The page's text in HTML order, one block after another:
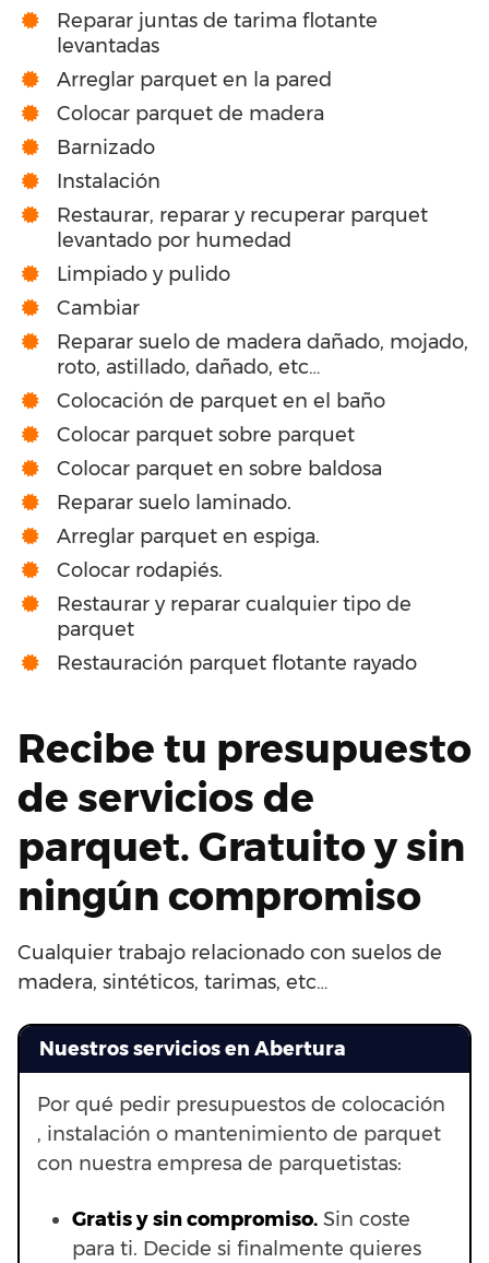
Reparar juntas de tarima flotante
levantadas
Arreglar parquet en la pared
Colocar parquet de madera
Barnizado
Instalación
Restaurar, reparar y recuperar parquet
levantado por humedad
Limpiado y pulido
Cambiar
Reparar suelo de madera dañado, mojado,
roto, astillado, dañado, etc…
Colocación de parquet en el baño
Colocar parquet sobre parquet
Colocar parquet en sobre baldosa
Reparar suelo laminado.
Arreglar parquet en espiga.
Colocar rodapiés.
Restaurar y reparar cualquier tipo de
parquet
Restauración parquet flotante rayado
Recibe tu presupuesto
de servicios de
parquet. Gratuito y sin
ningún compromiso
Cualquier trabajo relacionado con suelos de
madera, sintéticos, tarimas, etc…
Nuestros servicios en Abertura
Por qué pedir presupuestos de colocación
, instalación o mantenimiento de parquet
con nuestra empresa de parquetistas:
Gratis y sin compromiso. Sin coste
para ti. Decide si finalmente quieres